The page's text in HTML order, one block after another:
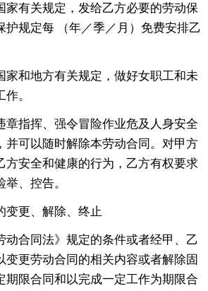
家有关规定，发给乙方必要的劳动保
护规定每 （年／季／月）免费安排乙
家和地方有关规定，做好女职工和未
。
章指挥、强令冒险作业危及人身安全
并可以随时解除本劳动合同。对甲方
方安全和健康的行为，乙方有权要求
、控告。
变更、解除、终止
动合同法》规定的条件或者经甲、乙
变更劳动合同的相关内容或者解除固
期限合同和以完成一定工作为期限合